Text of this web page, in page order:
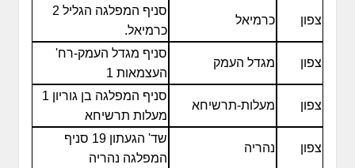
צפון כרמיאל
סניף המפלגה הגליל 2
כרמיאל.
צפון מגדל העמק
סניף מגדל העמק-רח'
העצמאות 1
צפון מעלות-תרשיחא
סניף המפלגה בן גוריון 1
מעלות תרשיחא
צפון נהריה
שד' הגעתון 19 סניף
המפלגה נהריה